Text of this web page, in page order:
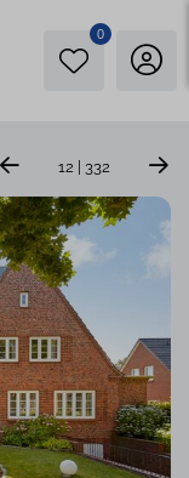
0
12 | 332